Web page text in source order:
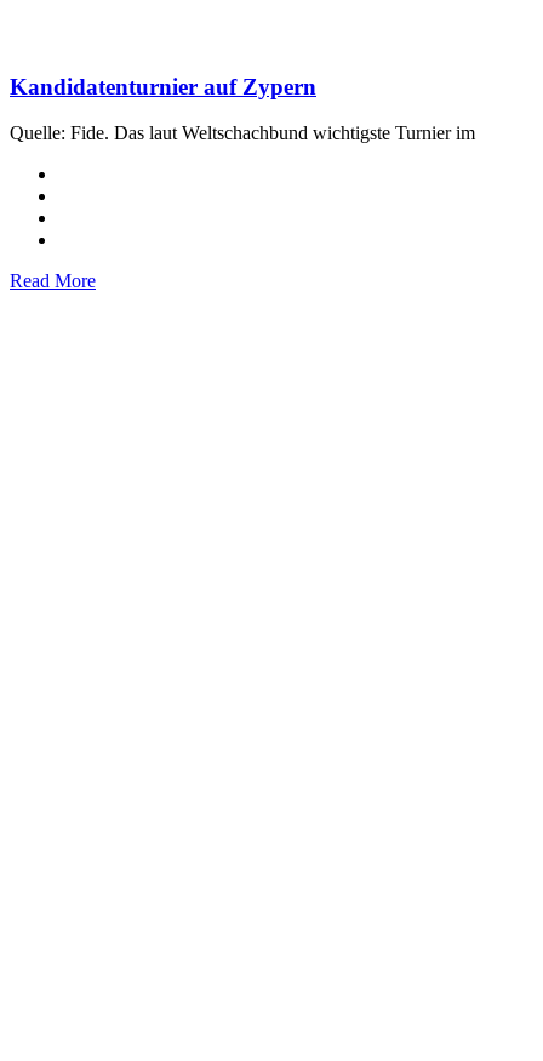
Kandidatenturnier auf Zypern
Quelle: Fide. Das laut Weltschachbund wichtigste Turnier im
Read More